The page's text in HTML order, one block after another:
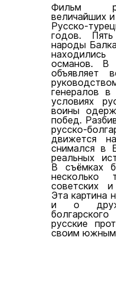
Фильм
величайших
Русско-
годов.
народы
османов. В
объявляет
генералов в
условиях
воины
побед.
русско-
движется
снимался в
реальных
В съёмках
несколько
советских
Эта картина
и о
русские
своим южным